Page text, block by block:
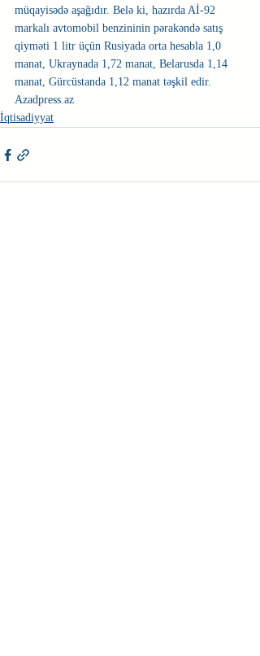
müqayisədə aşağıdır. Belə ki, hazırda Aİ-92
markalı avtomobil benzininin pərakəndə satış
qiyməti 1 litr üçün Rusiyada orta hesabla 1,0
manat, Ukraynada 1,72 manat, Belarusda 1,14
manat, Gürcüstanda 1,12 manat təşkil edir.
Azadpress.az
İqtisadiyyat